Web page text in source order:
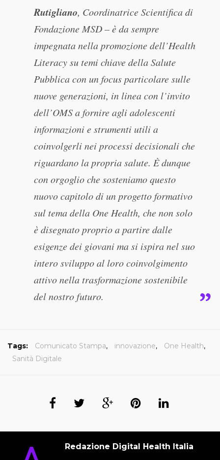
Rutigliano, Coordinatrice Scientifica di
Fondazione MSD – è da sempre
impegnata nella promozione dell’Health
Literacy su temi chiave della Salute
Pubblica con un focus particolare sulle
nuove generazioni, in linea con l’invito
dell’OMS a fornire agli adolescenti
informazioni e strumenti utili a
coinvolgerli nei processi decisionali che
riguardano la propria salute. È dunque
con orgoglio che sosteniamo questo
nuovo capitolo di un progetto formativo
sul tema della One Health, che non solo
è disegnato proprio a partire dalle
esigenze dei giovani ma si ispira nel suo
intero sviluppo al loro coinvolgimento
attivo nella trasformazione sostenibile
del nostro futuro.
Tags: Comunicato Stampa, innovazione, One Health,
Sanità Digitale
Redazione Digital Health Italia